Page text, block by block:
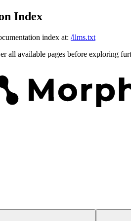
Index
index at: /llms.txt
all available pages before exploring